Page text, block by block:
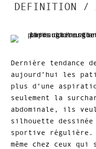
DEFINITION /
Dernière tendance
aujourd’hui les
plus d’une
seulement la
abdominale, ils
silhouette
sportive régulière.
même chez ceux